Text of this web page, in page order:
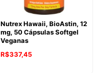
Nutrex Hawaii, BioAstin, 12
mg, 50 Cápsulas Softgel
Veganas
R$337,45